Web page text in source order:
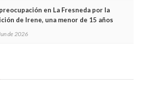
en La Fresneda por la
de Irene, una menor de 15 años
de 2026